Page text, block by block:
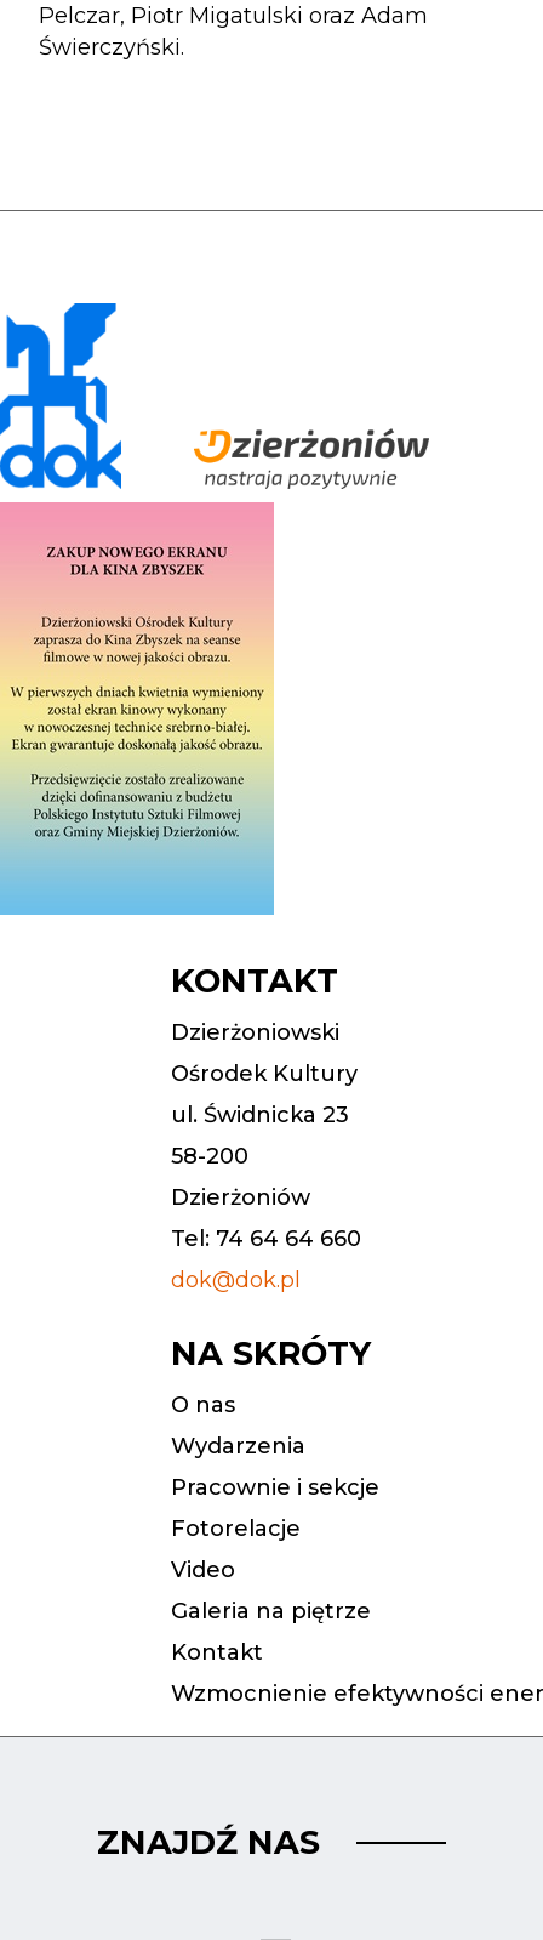
Pelczar, Piotr Migatulski oraz Adam
Świerczyński.
KONTAKT
Dzierżoniowski
Ośrodek Kultury
ul. Świdnicka 23
58-200
Dzierżoniów
Tel: 74 64 64 660
dok@dok.pl
NA SKRÓTY
O nas
Wydarzenia
Pracownie i sekcje
Fotorelacje
Video
Galeria na piętrze
Kontakt
Wzmocnienie efektywności
ZNAJDŹ NAS